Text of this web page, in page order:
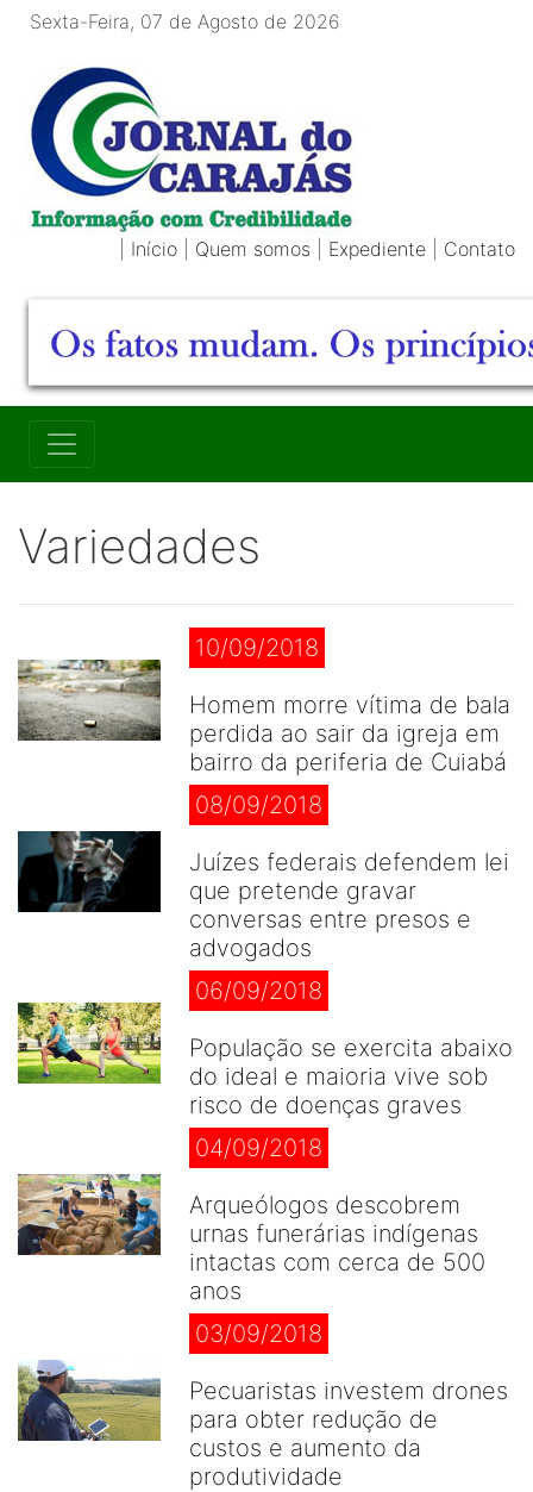
Sexta-Feira, 07 de Agosto de 2026
Início Quem somos Expediente Contato
Variedades
10/09/2018
Homem morre vítima de bala
perdida ao sair da igreja em
bairro da periferia de Cuiabá
08/09/2018
Juízes federais defendem lei
que pretende gravar
conversas entre presos e
advogados
06/09/2018
População se exercita abaixo
do ideal e maioria vive sob
risco de doenças graves
04/09/2018
Arqueólogos descobrem
urnas funerárias indígenas
intactas com cerca de 500
anos
03/09/2018
Pecuaristas investem drones
para obter redução de
custos e aumento da
produtividade